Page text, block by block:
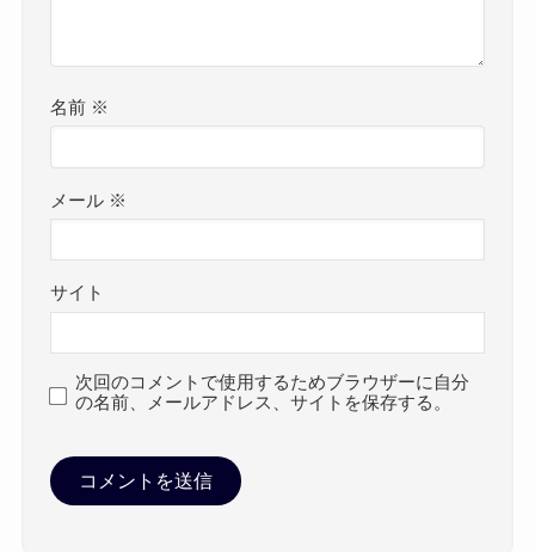
名前 ※
メール ※
サイト
次回のコメントで使用するためブラウザーに自分
の名前、メールアドレス、サイトを保存する。